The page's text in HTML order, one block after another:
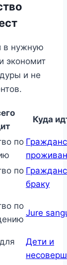
в нужную
экономит
и не
Куда
по
по
браку
по
Jure
Дети и